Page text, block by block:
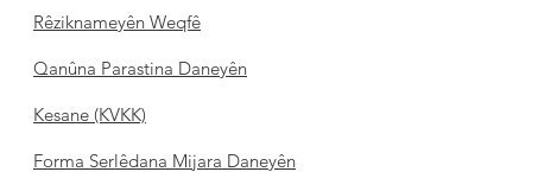
Rêziknameyên Weqfê
Qanûna Parastina Daneyên
Kesane (KVKK)
Forma Serlêdana Mijara Daneyên